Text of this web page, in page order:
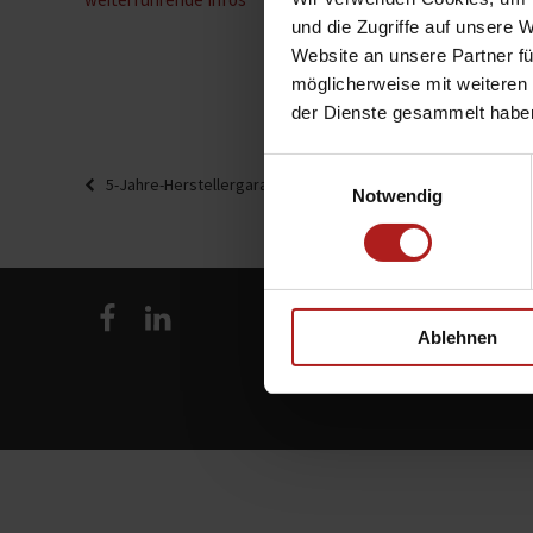
und die Zugriffe auf unsere
Website an unsere Partner
möglicherweise mit
der Dienste gesammelt
Notwendig
Ablehnen
Beitragsnavigation
Vorheriger
5-Jahre-Herstellergarantie – So gehen Sie auf Nummer sicher